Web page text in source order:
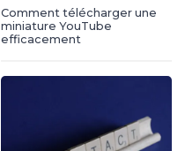
Comment télécharger une
miniature YouTube
efficacement